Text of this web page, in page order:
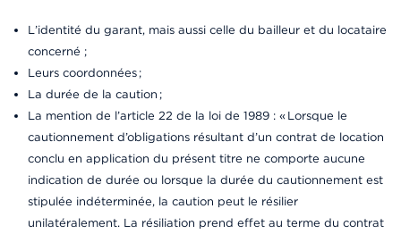
L’identité du garant, mais aussi celle du bailleur et du locataire
concerné ;
Leurs coordonnées ;
La durée de la caution ;
La mention de l’article 22 de la loi de 1989 : « Lorsque le
cautionnement d’obligations résultant d’un contrat de location
conclu en application du présent titre ne comporte aucune
indication de durée ou lorsque la durée du cautionnement est
stipulée indéterminée, la caution peut le résilier
unilatéralement. La résiliation prend effet au terme du contrat